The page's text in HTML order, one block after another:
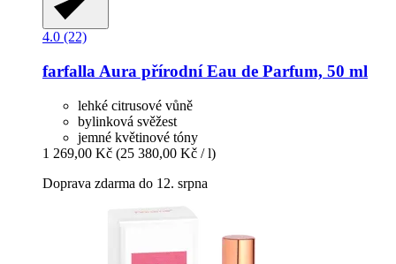
4.0 (22)
farfalla Aura přírodní Eau de Parfum, 50 ml
lehké citrusové vůně
bylinková svěžest
jemné květinové tóny
1 269,00 Kč (25 380,00 Kč / l)
Doprava zdarma do 12. srpna